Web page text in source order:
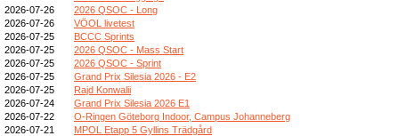
2026-07-26
2026 QSOC - Long
2026-07-26
VÖOL livetest
2026-07-25
BCCC Sprints
2026-07-25
2026 QSOC - Mass Start
2026-07-25
2026 QSOC - Sprint
2026-07-25
Grand Prix Silesia 2026 - E2
2026-07-25
Rajd Konwalii
2026-07-24
Grand Prix Silesia 2026 E1
2026-07-22
O-Ringen Göteborg Indoor, Campus Johanneberg
2026-07-21
MPOL Etapp 5 Gyllins Trädgård